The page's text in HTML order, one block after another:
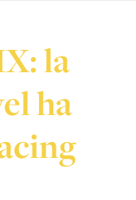
la
ha